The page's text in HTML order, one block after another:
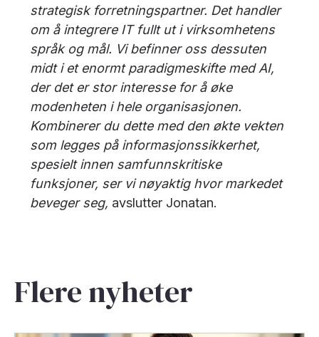
strategisk forretningspartner. Det handler
om å integrere IT fullt ut i virksomhetens
språk og mål. Vi befinner oss dessuten
midt i et enormt paradigmeskifte med AI,
der det er stor interesse for å øke
modenheten i hele organisasjonen.
Kombinerer du dette med den økte vekten
som legges på informasjonssikkerhet,
spesielt innen samfunnskritiske
funksjoner, ser vi nøyaktig hvor markedet
beveger seg, avslutter Jonatan.
Flere nyheter